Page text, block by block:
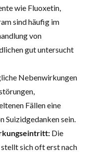
wie Fluoxetin,
sind häufig im
von
gut untersucht
Nebenwirkungen
Fällen eine
Suizidgedanken sein.
Die
sich oft erst nach